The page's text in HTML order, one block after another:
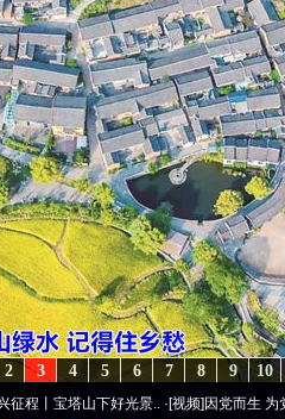
10
9
8
7
6
5
4
3
2
山下好光景..·[视频]因党而生 为党而战——